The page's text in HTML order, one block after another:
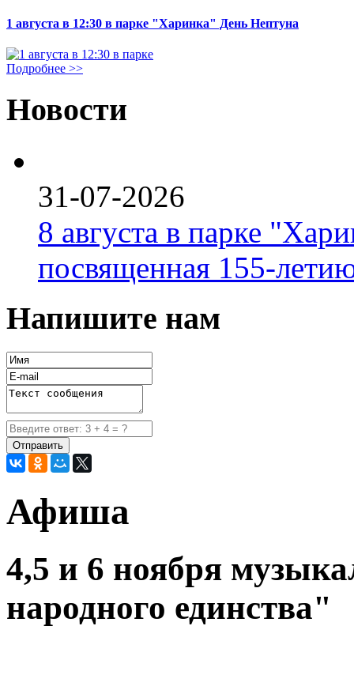
1 августа в 12:30 в парке "Харинка" День Нептуна
Подробнее >>
Новости
31-07-2026
8 августа в парке
посвященная 155-
Напишите нам
Афиша
4,5 и 6 ноября
народного единства"